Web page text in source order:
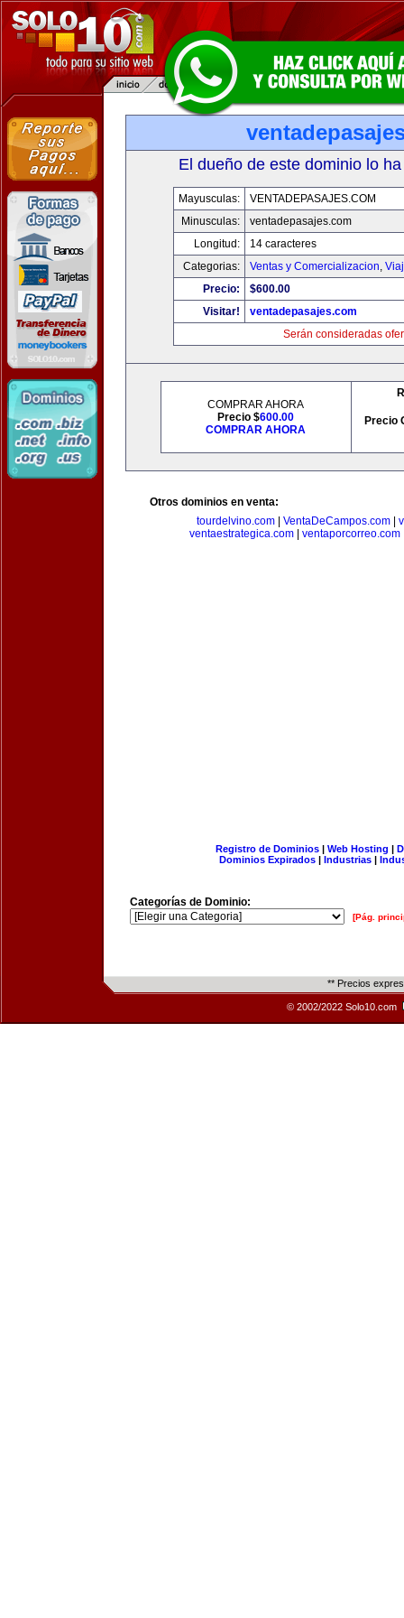
El dueño de este dominio lo
Mayusculas:
VENTADEPASAJES.COM
Minusculas:
ventadepasajes.com
Longitud:
14 caracteres
Categorias:
Ventas y Comercializacion,
Precio:
$600.00
Visitar!
ventadepasajes.com
Serán consideradas
COMPRAR AHORA
Precio $600.00
COMPRAR AHORA
Precio
Otros dominios en venta:
tourdelvino.com| VentaDeCampos.com|
ventaestrategica.com| ventaporcorreo.com
Registro de Dominios| Web Hosting |
Dominios Expirados | Industrias |
Categorías de Dominio:
[Pág.
** Precios
© 2002/2022 Solo10.com